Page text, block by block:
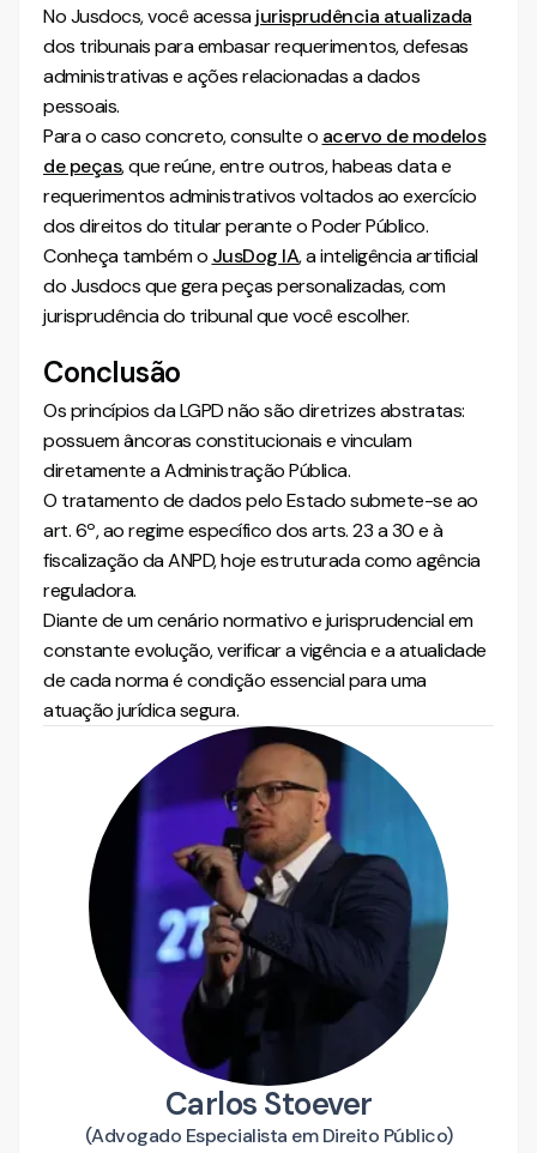
No Jusdocs, você acessajurisprudência atualizada
dos tribunais para embasar requerimentos, defesas
administrativas e ações relacionadas a dados
pessoais.
Para o caso concreto, consulte o acervo de modelos
de peças, que reúne, entre outros, habeas data e
requerimentos administrativos voltados ao exercício
dos direitos do titular perante o Poder Público.
Conheça também o JusDog IA, a inteligência artificial
do Jusdocs que gera peças personalizadas, com
jurisprudência do tribunal que você escolher.
Conclusão
Os princípios da LGPD não são diretrizes abstratas:
possuem âncoras constitucionais e vinculam
diretamente a Administração Pública.
O tratamento de dados pelo Estado submete-se ao
art. 6º, ao regime específico dos arts. 23 a 30 e à
fiscalização da ANPD, hoje estruturada como agência
reguladora.
Diante de um cenário normativo e jurisprudencial em
constante evolução, verificar a vigência e a atualidade
de cada norma é condição essencial para uma
atuação jurídica segura.
Carlos Stoever
(Advogado Especialista em Direito Público)